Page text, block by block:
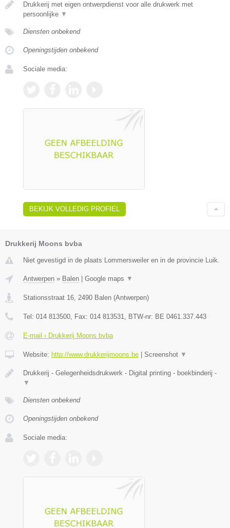
Drukkerij met eigen ontwerpdienst voor alle drukwerk met
persoonlijke ▼
Diensten onbekend
Openingstijden onbekend
Sociale media:
BEKIJK VOLLEDIG PROFIEL
Drukkerij Moons bvba
Niet gevestigd in de plaats Lommersweiler en in de provincie Luik.
Antwerpen » Balen | Google maps ▼
Stationsstraat 16 2490 Balen (Antwerpen)
Tel: 014 813500 , Fax: 014 813531 , BTW-nr: BE 0461.337.443
E-mail › Drukkerij Moons bvba
Website: http://www.drukkerijmoons.be | Screenshot ▼
Drukkerij - Gelegenheidsdrukwerk - Digital printing - boekbinderij -
▼
Diensten onbekend
Openingstijden onbekend
Sociale media: